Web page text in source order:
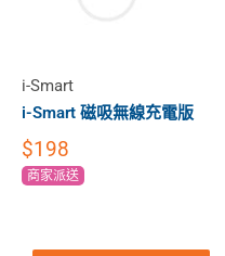
i-Smart
i-Smart 磁吸無線充電版
$198
商家派送